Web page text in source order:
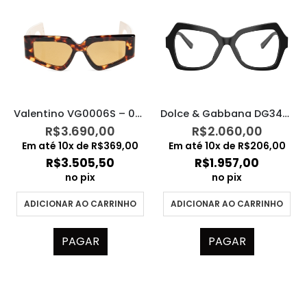
Valentino VG0006S – 002
R$3.690,00
Em até 10x de R$369,00
R$3.505,50
no pix
ADICIONAR AO CARRINHO
PAGAR
Dolce & Gabbana DG3429 501
R$2.060,00
Em até 10x de R$206,00
R$1.957,00
no pix
ADICIONAR AO CARRINHO
PAGAR